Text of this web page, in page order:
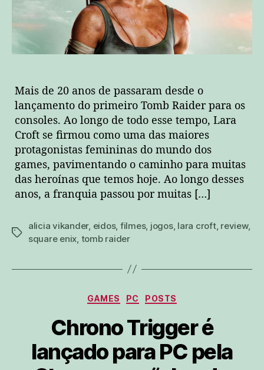
Mais de 20 anos de passaram desde o
lançamento do primeiro Tomb Raider para os
consoles. Ao longo de todo esse tempo, Lara
Croft se firmou como uma das maiores
protagonistas femininas do mundo dos
games, pavimentando o caminho para muitas
das heroínas que temos hoje. Ao longo desses
anos, a franquia passou por muitas […]
tags
alicia vikander, eidos, filmes, jogos, lara croft, review,
square enix, tomb raider
Categorias
GAMES PC POSTS
Chrono Trigger é
lançado para PC pela